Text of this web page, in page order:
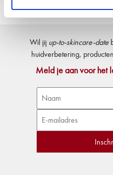
Wil jij up-to-skincare-date
huidverbetering,
Meld je aan voor het